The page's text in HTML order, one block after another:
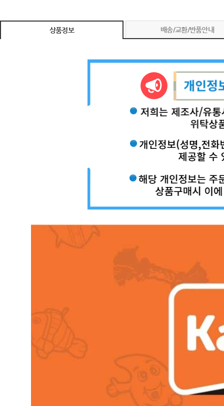
상품정보 배송/교환/반품안내